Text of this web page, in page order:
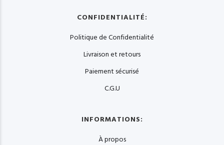
CONFIDENTIALITÉ:
Politique de Confidentialité
Livraison et retours
Paiement sécurisé
C.G.U
INFORMATIONS:
À propos